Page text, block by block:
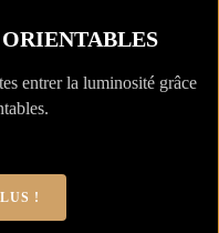
entrer la luminosité grâce
!